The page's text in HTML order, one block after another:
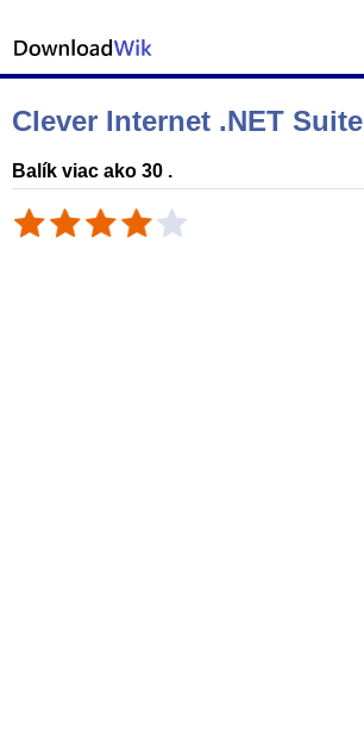
Clever Internet .NET Suite
Balík viac ako 30 .